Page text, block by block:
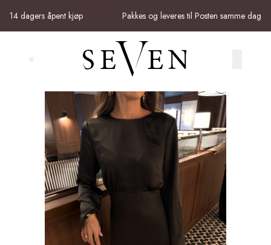
14 dagers åpent kjøp Pakkes og leveres til Posten samme dag
Search (⌘K)